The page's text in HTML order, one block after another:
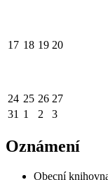
17 18 19 20
24 25 26 27
31 1 2 3
Oznámení
Obecní